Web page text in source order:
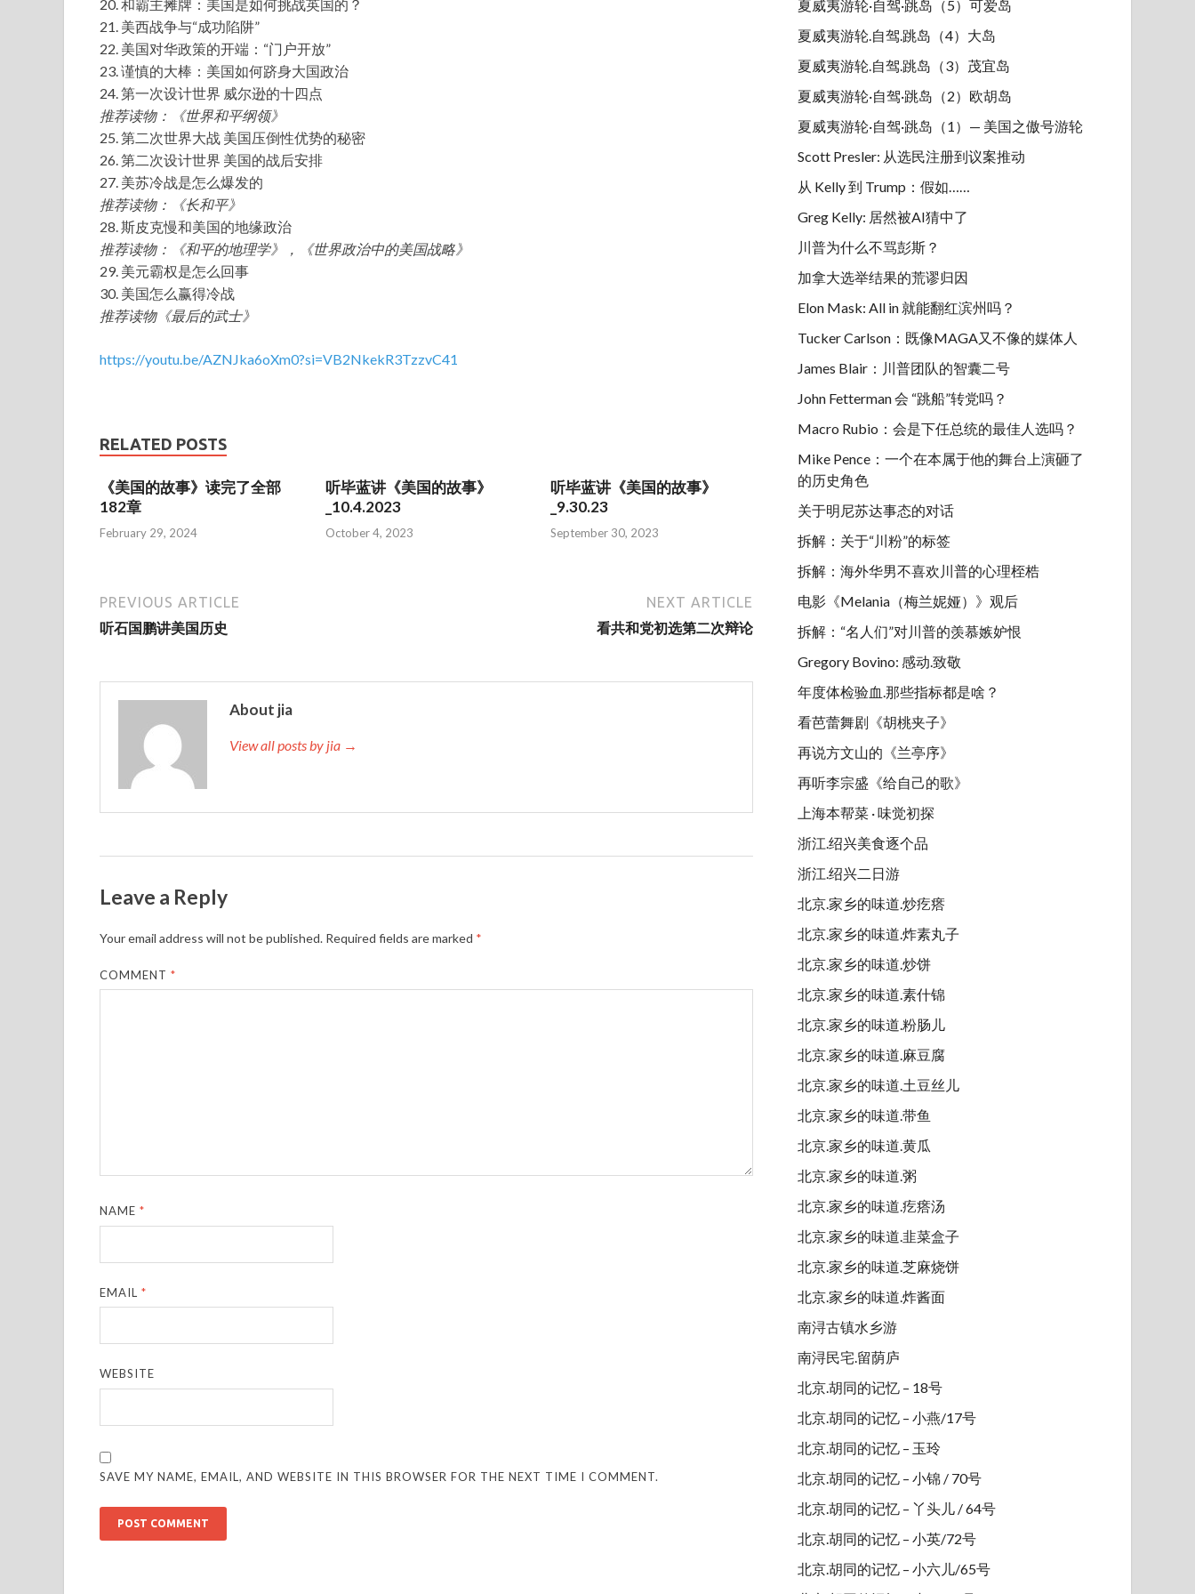
20. 和霸主摊牌：美国是如何挑战英国的？
21. 美西战争与“成功陷阱”
22. 美国对华政策的开端：“门户开放”
23. 谨慎的大棒：美国如何跻身大国政治
24. 第一次设计世界 威尔逊的十四点
推荐读物：《世界和平纲领》
25. 第二次世界大战 美国压倒性优势的秘密
26. 第二次设计世界 美国的战后安排
27. 美苏冷战是怎么爆发的
推荐读物：《长和平》
28. 斯皮克慢和美国的地缘政治
推荐读物：《和平的地理学》，《世界政治中的美国战略》
29. 美元霸权是怎么回事
30. 美国怎么赢得冷战
推荐读物《最后的武士》
https://youtu.be/AZNJka6oXm0?si=VB2NkekR3TzzvC41
RELATED POSTS
《美国的故事》读完了全部
182章
February 29, 2024
听毕蓝讲《美国的故事》
_10.4.2023
October 4, 2023
听毕蓝讲《美国的故事》
_9.30.23
September 30, 2023
PREVIOUS ARTICLE
听石国鹏讲美国历史
NEXT ARTICLE
看共和党初选第二次辩论
About jia
View all posts by jia →
Leave a Reply
Your email address will not be published. Required fields are marked *
COMMENT*
NAME*
EMAIL*
WEBSITE
SAVE MY NAME, EMAIL, AND WEBSITE IN THIS BROWSER FOR THE NEXT TIME I COMMENT.
夏威夷游轮·自驾·跳岛（5）可爱岛
夏威夷游轮.自驾.跳岛（4）大岛
夏威夷游轮.自驾.跳岛（3）茂宜岛
夏威夷游轮·自驾·跳岛（2）欧胡岛
夏威夷游轮·自驾·跳岛（1）— 美国之傲号游轮
Scott Presler: 从选民注册到议案推动
从 Kelly 到 Trump：假如……
Greg Kelly: 居然被AI猜中了
川普为什么不骂彭斯？
加拿大选举结果的荒谬归因
Elon Mask: All in 就能翻红滨州吗？
Tucker Carlson：既像MAGA又不像的媒体人
James Blair：川普团队的智囊二号
John Fetterman 会 “跳船”转党吗？
Macro Rubio：会是下任总统的最佳人选吗？
Mike Pence：一个在本属于他的舞台上演砸了
的历史角色
关于明尼苏达事态的对话
拆解：关于“川粉”的标签
拆解：海外华男不喜欢川普的心理桎梏
电影《Melania（梅兰妮娅）》观后
拆解：“名人们”对川普的羡慕嫉妒恨
Gregory Bovino: 感动.致敬
年度体检验血.那些指标都是啥？
看芭蕾舞剧《胡桃夹子》
再说方文山的《兰亭序》
再听李宗盛《给自己的歌》
上海本帮菜 · 味觉初探
浙江.绍兴美食逐个品
浙江.绍兴二日游
北京.家乡的味道.炒疙瘩
北京.家乡的味道.炸素丸子
北京.家乡的味道.炒饼
北京.家乡的味道.素什锦
北京.家乡的味道.粉肠儿
北京.家乡的味道.麻豆腐
北京.家乡的味道.土豆丝儿
北京.家乡的味道.带鱼
北京.家乡的味道.黄瓜
北京.家乡的味道.粥
北京.家乡的味道.疙瘩汤
北京.家乡的味道.韭菜盒子
北京.家乡的味道.芝麻烧饼
北京.家乡的味道.炸酱面
南浔古镇水乡游
南浔民宅.留荫庐
北京.胡同的记忆 – 18号
北京.胡同的记忆 – 小燕/17号
北京.胡同的记忆 – 玉玲
北京.胡同的记忆 – 小锦 / 70号
北京.胡同的记忆 – 丫头儿 / 64号
北京.胡同的记忆 – 小英/72号
北京.胡同的记忆 – 小六儿/65号